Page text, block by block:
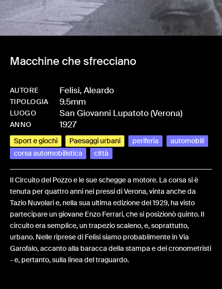
Macchine che sfrecciano
AUTORE Felisi, Aleardo
TIPOLOGIA 9.5mm
LUOGO San Giovanni Lupatoto (Verona)
ANNO 1927
Sport e giochi Paesaggi urbani periferia
automobili
corsa automobilistica
città
Il Circuito del Pozzo e le sue schegge a motore. La corsa si è
tenuta per quattro anni nei pressi di Verona, vinta anche da
Tazio Nuvolari e, nella sua ultima edizione del 1929, ha visto
partecipare un giovane Enzo Ferrari, che si posizionò quinto. Il
circuito era semplice, un trapezio scaleno, e, soprattutto,
urbano. Nelle riprese di Felisi siamo probabilmente in Via
Garofalo, accanto alla baracca della stampa e dei cronometristi
- e, pertanto, sulla linea del traguardo.